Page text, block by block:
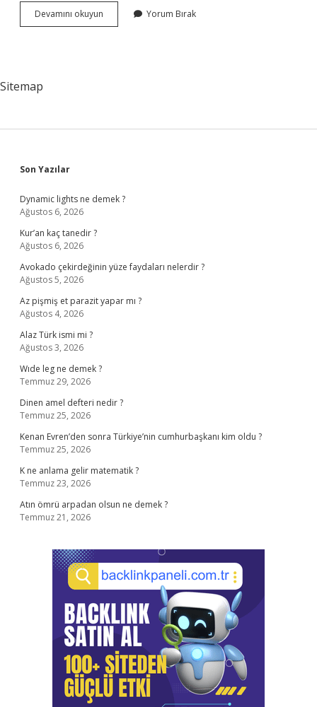
Devamını okuyun
Da
Yorum Bırak
Sitemap
Sidebar
Son Yazılar
Dynamic lights ne demek ?
Ağustos 6, 2026
Kur’an kaç tanedir ?
Ağustos 6, 2026
Avokado çekirdeğinin yüze faydaları nelerdir ?
Ağustos 5, 2026
Az pişmiş et parazit yapar mı ?
Ağustos 4, 2026
Alaz Türk ismi mi ?
Ağustos 3, 2026
Wıde leg ne demek ?
Temmuz 29, 2026
Dinen amel defteri nedir ?
Temmuz 25, 2026
Kenan Evren’den sonra Türkiye’nin cumhurbaşkanı kim oldu ?
Temmuz 25, 2026
K ne anlama gelir matematik ?
Temmuz 23, 2026
Atın ömrü arpadan olsun ne demek ?
Temmuz 21, 2026